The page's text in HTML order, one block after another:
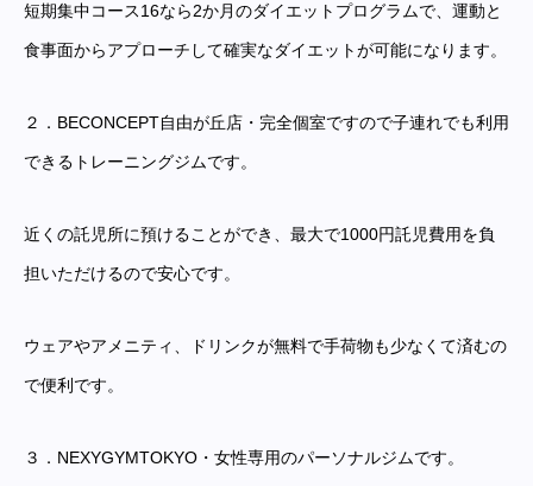
短期集中コース16なら2か月のダイエットプログラムで、運動と
食事面からアプローチして確実なダイエットが可能になります。
２．BECONCEPT自由が丘店・完全個室ですので子連れでも利用
できるトレーニングジムです。
近くの託児所に預けることができ、最大で1000円託児費用を負
担いただけるので安心です。
ウェアやアメニティ、ドリンクが無料で手荷物も少なくて済むの
で便利です。
３．NEXYGYMTOKYO・女性専用のパーソナルジムです。